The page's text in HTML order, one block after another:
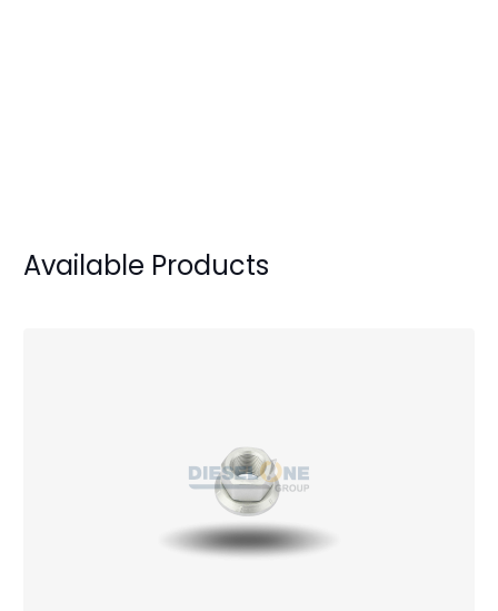
Available Products